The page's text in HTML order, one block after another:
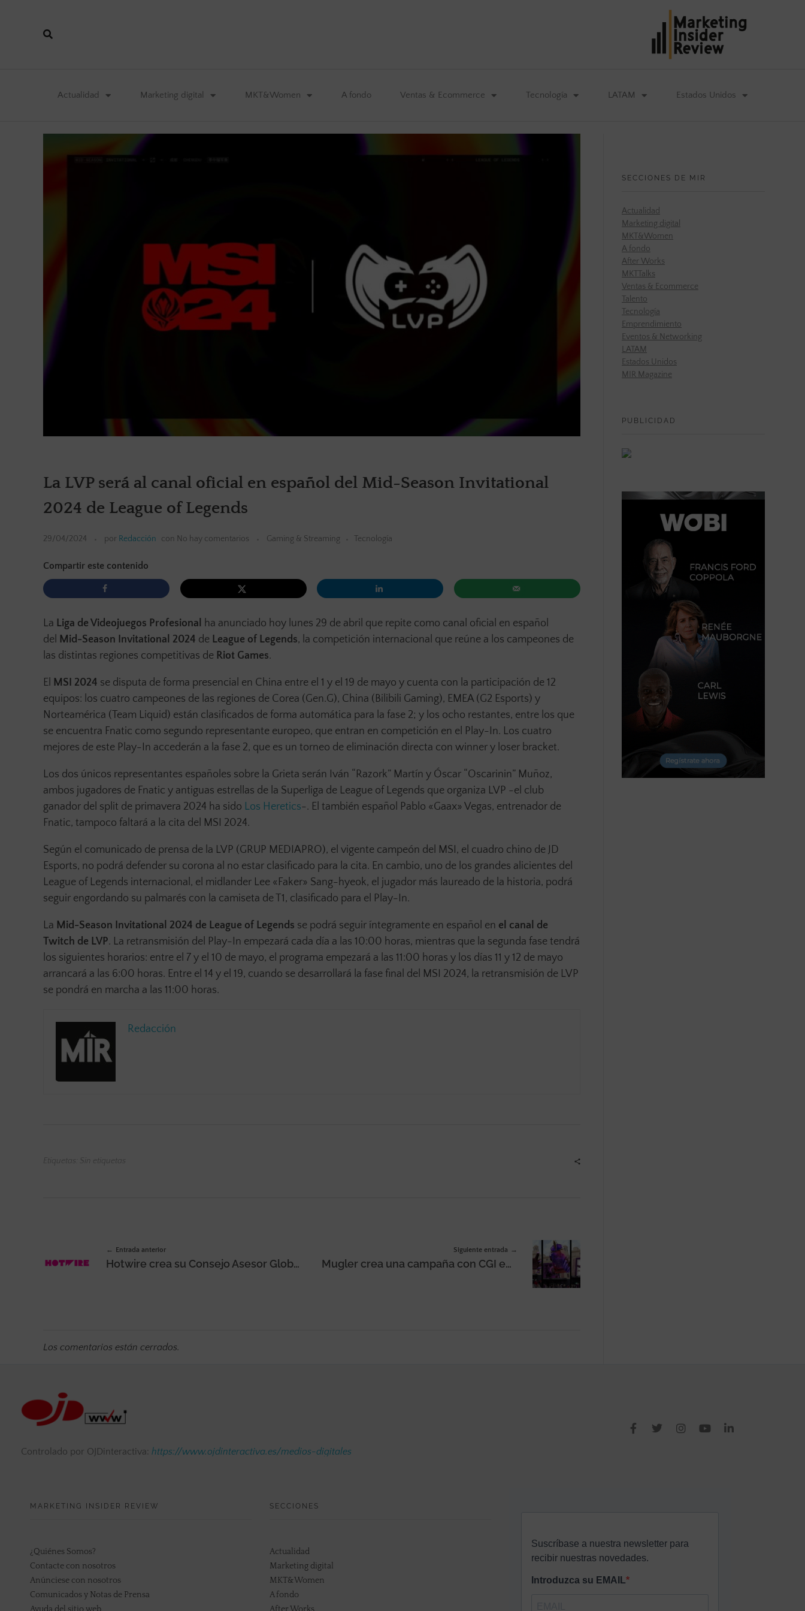
Actualidad Marketing digital MKT&Women A fondo Ventas & Ecommerce Tecnología LATAM Estados Unidos
La LVP será al canal oficial en español del Mid-Season Invitational
2024 de League of Legends
29/04/2024 por Redacción con No hay comentarios Gaming & Streaming Tecnología
Compartir este contenido
La Liga de Videojuegos Profesional ha anunciado hoy lunes 29 de abril que repite como canal oficial en español
del Mid-Season Invitational 2024 de League of Legends, la competición internacional que reúne a los campeones de
las distintas regiones competitivas de Riot Games.
El MSI 2024 se disputa de forma presencial en China entre el 1 y el 19 de mayo y cuenta con la participación de 12
equipos: los cuatro campeones de las regiones de Corea (Gen.G), China (Bilibili Gaming), EMEA (G2 Esports) y
Norteamérica (Team Liquid) están clasificados de forma automática para la fase 2; y los ocho restantes, entre los que
se encuentra Fnatic como segundo representante europeo, que entran en competición en el Play-In. Los cuatro
mejores de este Play-In accederán a la fase 2, que es un torneo de eliminación directa con winner y loser bracket.
Los dos únicos representantes españoles sobre la Grieta serán Iván “Razork” Martín y Óscar “Oscarinin” Muñoz,
ambos jugadores de Fnatic y antiguas estrellas de la Superliga de League of Legends que organiza LVP -el club
ganador del split de primavera 2024 ha sido Los Heretics-. El también español Pablo «Gaax» Vegas, entrenador de
Fnatic, tampoco faltará a la cita del MSI 2024.
Según el comunicado de prensa de la LVP (GRUP MEDIAPRO), el vigente campeón del MSI, el cuadro chino de JD
Esports, no podrá defender su corona al no estar clasificado para la cita. En cambio, uno de los grandes alicientes del
League of Legends internacional, el midlander Lee «Faker» Sang-hyeok, el jugador más laureado de la historia, podrá
seguir engordando su palmarés con la camiseta de T1, clasificado para el Play-In.
La Mid-Season Invitational 2024 de League of Legends se podrá seguir íntegramente en español en el canal de
Twitch de LVP. La retransmisión del Play-In empezará cada día a las 10:00 horas, mientras que la segunda fase tendrá
los siguientes horarios: entre el 7 y el 10 de mayo, el programa empezará a las 11:00 horas y los días 11 y 12 de mayo
arrancará a las 6:00 horas. Entre el 14 y el 19, cuando se desarrollará la fase final del MSI 2024, la retransmisión de LVP
se pondrá en marcha a las 11:00 horas.
Redacción
Etiquetas: Sin etiquetas
Entrada anterior
Hotwire crea su Consejo Asesor Global y nombra a David Rowan su primer miembro
Siguiente entrada
Mugler crea una campaña con CGI en Cines Callao para anunciar su perfume Alien Hypersense Eau de Parfum
Los comentarios están cerrados.
SECCIONES DE MIR
Actualidad
Marketing digital
MKT&Women
A fondo
After Works
MKTTalks
Ventas & Ecommerce
Talento
Tecnología
Emprendimiento
Eventos & Networking
LATAM
Estados Unidos
MIR Magazine
PUBLICIDAD
Controlado por OJDinteractiva: https://www.ojdinteractiva.es/medios-digitales
MARKETING INSIDER REVIEW
¿Quiénes Somos?
Contacte con nosotros
Anúnciese con nosotros
Comunicados y Notas de Prensa
Ayuda del sitio web
SECCIONES
Actualidad
Marketing digital
MKT&Women
A fondo
After Works